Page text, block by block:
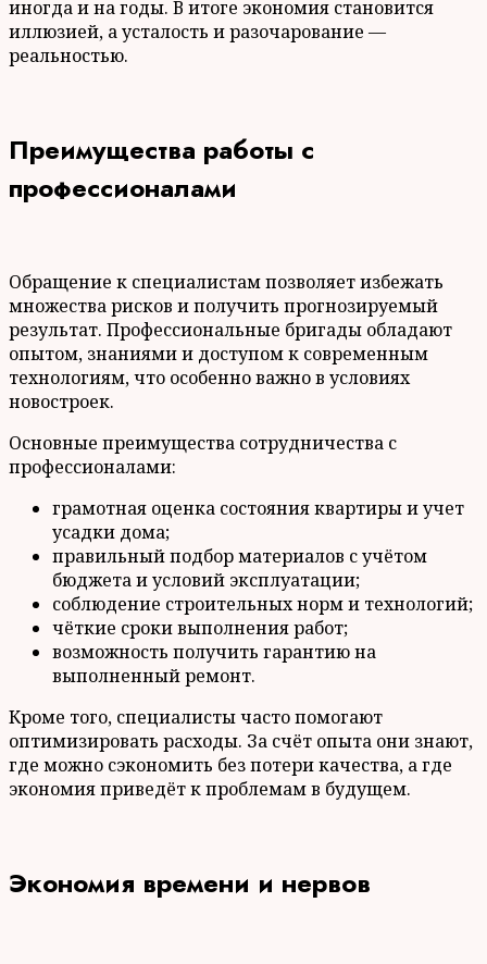
иногда и на годы. В итоге экономия становится
иллюзией, а усталость и разочарование —
реальностью.
Преимущества работы с
профессионалами
Обращение к специалистам позволяет избежать
множества рисков и получить прогнозируемый
результат. Профессиональные бригады обладают
опытом, знаниями и доступом к современным
технологиям, что особенно важно в условиях
новостроек.
Основные преимущества сотрудничества с
профессионалами:
грамотная оценка состояния квартиры и учет
усадки дома;
правильный подбор материалов с учётом
бюджета и условий эксплуатации;
соблюдение строительных норм и технологий;
чёткие сроки выполнения работ;
возможность получить гарантию на
выполненный ремонт.
Кроме того, специалисты часто помогают
оптимизировать расходы. За счёт опыта они знают,
где можно сэкономить без потери качества, а где
экономия приведёт к проблемам в будущем.
Экономия времени и нервов